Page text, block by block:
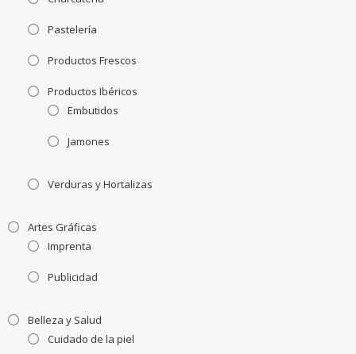
Pastelería
Productos Frescos
Productos Ibéricos
Embutidos
Jamones
Verduras y Hortalizas
Artes Gráficas
Imprenta
Publicidad
Belleza y Salud
Cuidado de la piel